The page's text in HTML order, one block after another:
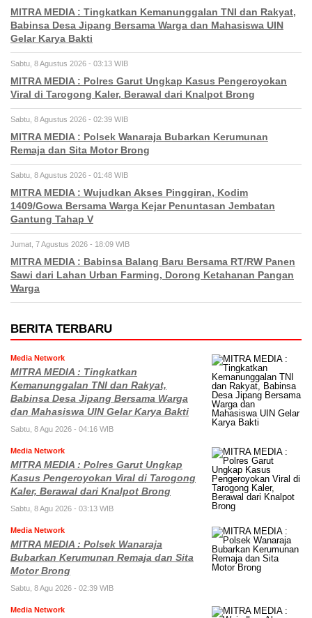
MITRA MEDIA : Tingkatkan Kemanunggalan TNI dan Rakyat,
Babinsa Desa Jipang Bersama Warga dan Mahasiswa UIN
Gelar Karya Bakti
Sabtu, 8 Agustus 2026 - 03:13 WIB
MITRA MEDIA : Polres Garut Ungkap Kasus Pengeroyokan
Viral di Tarogong Kaler, Berawal dari Knalpot Brong
Sabtu, 8 Agustus 2026 - 02:39 WIB
MITRA MEDIA : Polsek Wanaraja Bubarkan Kerumunan
Remaja dan Sita Motor Brong
Sabtu, 8 Agustus 2026 - 01:48 WIB
MITRA MEDIA : Wujudkan Akses Pinggiran, Kodim
1409/Gowa Bersama Warga Kejar Penuntasan Jembatan
Gantung Tahap V
Jumat, 7 Agustus 2026 - 18:09 WIB
MITRA MEDIA : Babinsa Balang Baru Bersama RT/RW Panen
Sawi dari Lahan Urban Farming, Dorong Ketahanan Pangan
Warga
BERITA TERBARU
Media Network
MITRA MEDIA : Tingkatkan
Kemanunggalan TNI dan Rakyat,
Babinsa Desa Jipang Bersama Warga
dan Mahasiswa UIN Gelar Karya Bakti
Sabtu, 8 Agu 2026 - 04:16 WIB
Media Network
MITRA MEDIA : Polres Garut Ungkap
Kasus Pengeroyokan Viral di Tarogong
Kaler, Berawal dari Knalpot Brong
Sabtu, 8 Agu 2026 - 03:13 WIB
Media Network
MITRA MEDIA : Polsek Wanaraja
Bubarkan Kerumunan Remaja dan Sita
Motor Brong
Sabtu, 8 Agu 2026 - 02:39 WIB
Media Network